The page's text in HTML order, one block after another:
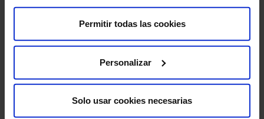
Permitir todas las cookies
Personalizar
Solo usar cookies necesarias
También te puede interesar